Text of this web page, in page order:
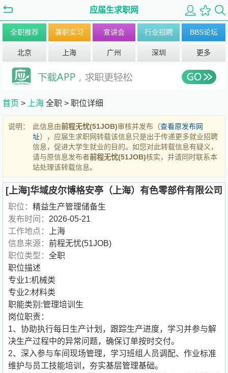
应届生求职网
全职推荐 兼职实习 宣讲会 行业招聘 BBS论坛
北京 上海 广州 深圳 更多
首页 > 上海 全职 > 职位详细
说明： 此信息由前程无忧(51JOB)审核并发布（查看原发布网
址），应届生求职网转载该信息只是出于传递更多就业招聘
信息，促进大学生就业的目的。如您对此转载信息有疑义，
请与原信息发布者前程无忧(51JOB)核实，并请同时联系本
站处理该转载信息。
[上海]华域皮尔博格安亭（上海）有色零部件有限公司
职位： 精益生产管理储备生
发布时间： 2026-05-21
工作地点：
上海
信息来源： 前程无忧(51JOB)
职位类型： 全职
职位描述
专业1:机械类
专业2:材料类
职能类别:管理培训生
岗位职责：
1、协助执行每日生产计划，跟踪生产进度，学习并参与解
决生产过程中的异常问题，确保订单按时交付。
2、深入参与车间现场管理，学习班组人员调配、作业标准
维护与员工技能培训，夯实基层管理基础。